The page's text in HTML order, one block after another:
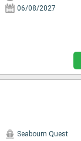
06/08/2027
Seabourn Quest